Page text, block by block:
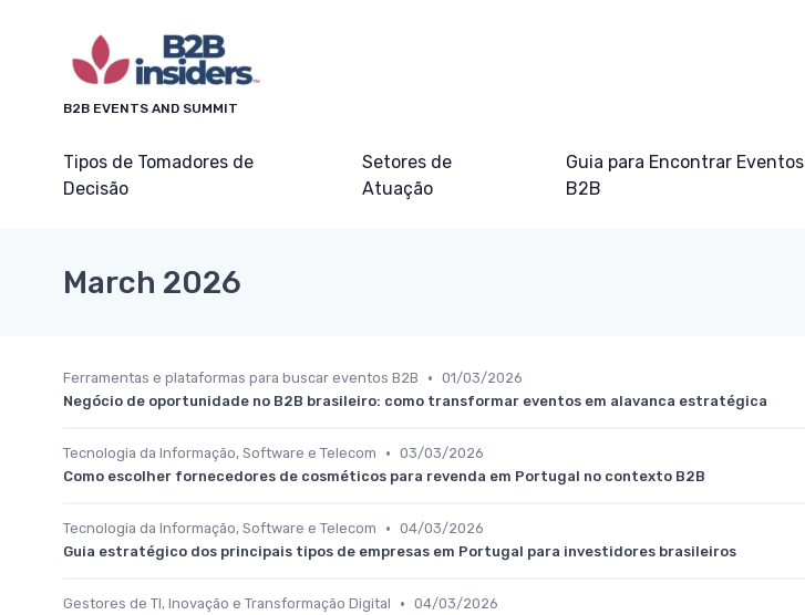
B2B EVENTS AND SUMMIT
Tipos de Tomadores de
Decisão
Setores de
Atuação
Guia para Encontrar Eventos
B2B
March 2026
Ferramentas e plataformas para buscar eventos B2B • 01/03/2026
Negócio de oportunidade no B2B brasileiro: como transformar eventos em alavanca estratégica
Tecnologia da Informação, Software e Telecom • 03/03/2026
Como escolher fornecedores de cosméticos para revenda em Portugal no contexto B2B
Tecnologia da Informação, Software e Telecom • 04/03/2026
Guia estratégico dos principais tipos de empresas em Portugal para investidores brasileiros
Gestores de TI, Inovação e Transformação Digital • 04/03/2026